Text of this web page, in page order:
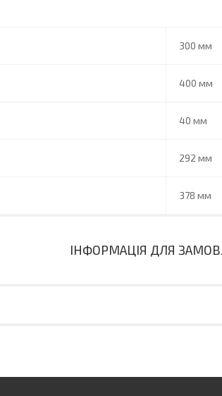
300 мм
400 мм
40 мм
292 мм
378 мм
ІНФОРМАЦІЯ ДЛЯ